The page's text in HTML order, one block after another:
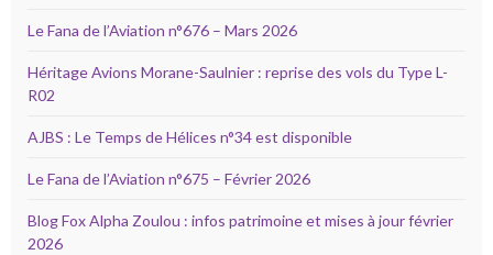
Le Fana de l’Aviation n°676 – Mars 2026
Héritage Avions Morane-Saulnier : reprise des vols du Type L-
R02
AJBS : Le Temps de Hélices n°34 est disponible
Le Fana de l’Aviation n°675 – Février 2026
Blog Fox Alpha Zoulou : infos patrimoine et mises à jour février
2026